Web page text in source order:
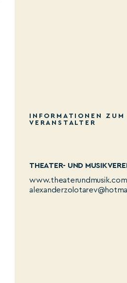
INFORMATIONEN ZUM
VERANSTALTER
THEATER- UND
www.theaterundmusik.com